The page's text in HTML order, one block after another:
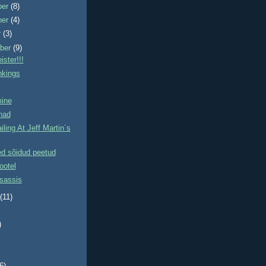
(8)
(4)
(3)
(9)
At Jeff Martin´s
sõidud peetud
(11)